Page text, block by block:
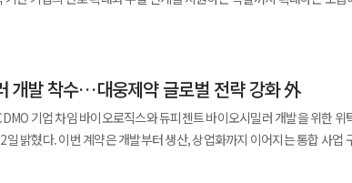
으로 장기지속형 주사제와 펩타이드 경구 전달 제제를 개발 중이다.
해 차세대 신약 개발 및 글로벌 사업화 가능성을 인정받았다. 선정된 기업들은
실증(PoC), 공동연구 검토, 연구개발 방향성 자문, 사업화 전략 수립 등
서울바이오허브 내 ‘대원제약 협력센터’를 중심으로 정기 미팅과 과제
투자 유치, 홍보,
평가했다. 중공업과 전자 산업에서 세계적 경쟁력을 쌓은 한국이 AI 시
비디아 AI 가속기에 필요한 HBM 핵심 공급사이고 SK텔레콤은 엔비디
이버,
석했다. 업스테이지, NC AI, 프렌들리AI, 트웰브랩스, 파일러, 노타 등 AI
해졌다. 이후 현대차그룹 양재 사옥에서는 정의선 회장과
인프라와 소버린 AI, 클라우드, 로보틱스, 디지털트윈 분야 협력 가능
모델과 클라우드, 공간지능 기술을 기반으로 AI 사업 경쟁력을 강화하고
서 국내 AI 스타트업들과 간담회를 갖는다. 간담회에는 업스테이지 등
AI와 소버린 AI, AI 인프라, 글로벌 진출 전략 등이 주요 의제로 다뤄질 전
일부터 12일까지 경기 고양시 킨텍스에서 열리는 국내 최대 식품 전시
기반 브랜드의 해외 판로 개척을 지원하고 수출 연계 기회를 확대할 계
추고도 해외 바이어 발굴과 수출 네트워크 확보에 어려움을 겪는 경우
랫폼 기업이 협력해 해외 진출 기회를 제공하는 사례가 늘고 있다. KOTRA는
과 해외 바이어 간 1대1 상담을 지원할 계획이다. 또한 온라인 B2B 플랫폼
과 후속 판로 개척을 지원할 예정이다. 네이버 해피빈은 공감가게
개발 착수…대웅제약 글로벌 전략 강화 外
기업 차임 바이오로직스와 듀피젠트 바이오시밀러 개발을 위한 위
는 통합 사업 구조를 구축한
로직스의 개발·생산 역량을 활용해 안정성과 효율성을 높이고 상업화